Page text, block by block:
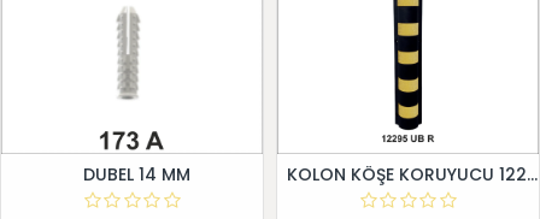
DUBEL 14 MM KOLON KÖŞE KORUYUCU 12295 UB R